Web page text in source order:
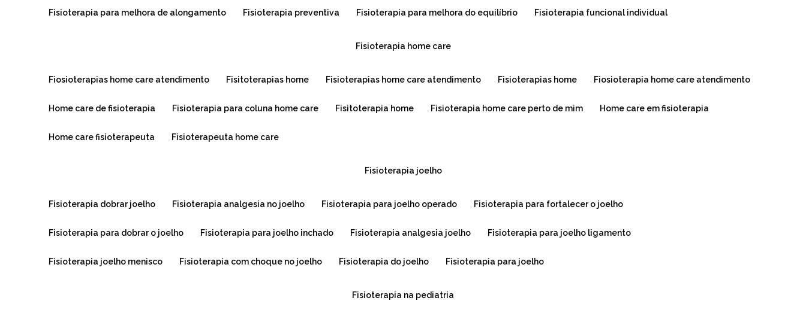
fisioterapia para melhora de alongamento fisioterapia preventiva fisioterapia para melhora do equilíbrio fisioterapia funcional individual
fisioterapia home care
fiosioterapias home care atendimento fisitoterapias home fisioterapias home care atendimento fisioterapias home fiosioterapia home care atendimento
home care de fisioterapia fisioterapia para coluna home care fisitoterapia home fisioterapia home care perto de mim home care em fisioterapia
home care fisioterapeuta fisioterapeuta home care
fisioterapia joelho
fisioterapia dobrar joelho fisioterapia analgesia no joelho fisioterapia para joelho operado fisioterapia para fortalecer o joelho
fisioterapia para dobrar o joelho fisioterapia para joelho inchado fisioterapia analgesia joelho fisioterapia para joelho ligamento
fisioterapia joelho menisco fisioterapia com choque no joelho fisioterapia do joelho fisioterapia para joelho
fisioterapia na pediatria